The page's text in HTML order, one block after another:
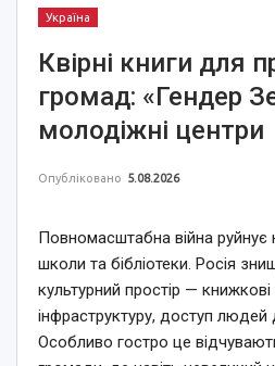
Україна
Квірні книги для
громад: «Гендер
молодіжні центри
Опубліковано 5.08.2026
Повномасштабна війна
школи та бібліотеки. Росія
культурний простір —
інфраструктуру, доступ людей
Особливо гостро це